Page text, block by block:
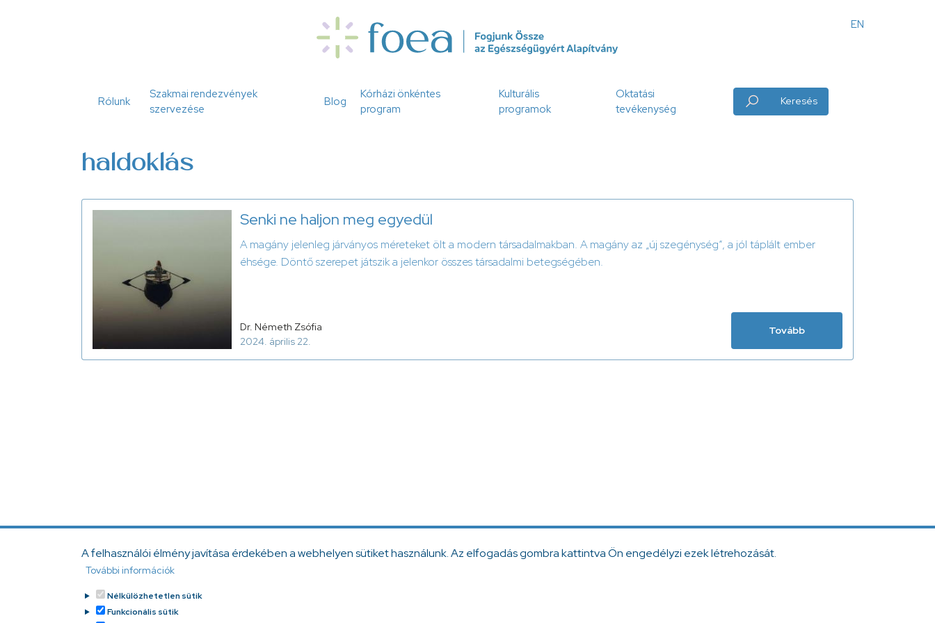
A felhasználói élmény javítása érdekében a webhelyen sütiket használunk. Az elfogadás gombra kattintva Ön engedélyzi ezek létrehozását.
További információk
Nélkülözhetetlen sütik
Funkcionális sütik
Angol
EN
Rólunk
Szakmai rendezvények
szervezése
Blog
Kórházi önkéntes
program
Kulturális
programok
Oktatási
tevékenység
Keresés
haldoklás
Senki ne haljon meg egyedül
A magány jelenleg járványos méreteket ölt a modern társadalmakban. A magány az „új szegénység”, a jól táplált ember
éhsége. Döntő szerepet játszik a jelenkor összes társadalmi betegségében.
Dr. Németh Zsófia
2024. április 22.
Tovább